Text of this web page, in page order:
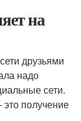
на
друзьями
надо
сети.
получение